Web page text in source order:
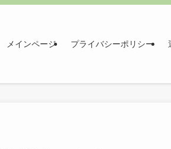
メインページ プライバシーポリシー